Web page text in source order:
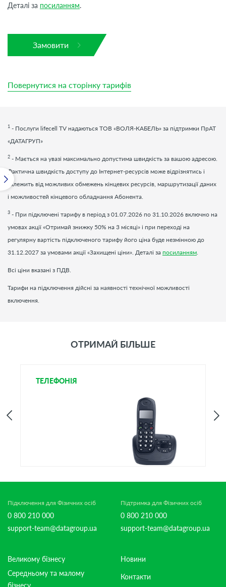
Деталі за посиланням.
Замовити
Повернутися на сторінку тарифів
1 - Послуги lifecell TV надаються ТОВ «ВОЛЯ-КАБЕЛЬ» за підтримки ПрАТ
«ДАТАГРУП»
2 - Мається на увазі максимально допустима швидкість за вашою адресою.
Фактична швидкість доступу до Інтернет-ресурсів може відрізнятись і
залежить від можливих обмежень кінцевих ресурсів, маршрутизації даних
і можливостей кінцевого обладнання Абонента.
3 - При підключені тарифу в період з 01.07.2026 по 31.10.2026 включно на
умовах акції «Отримай знижку 50% на 3 місяці» і при переході на
регулярну вартість підключеного тарифу його ціна буде незмінною до
31.12.2027 за умовами акції «Захищені ціни». Деталі за посиланням
Всі ціни вказані з ПДВ.
Тарифи на підключення дійсні за наявності технічної можливості
включення.
ОТРИМАЙ БІЛЬШЕ
ТЕЛЕФОНІЯ
Підключення для Фізичних осіб
0 800 210 000
support-team@datagroup.ua
Підтримка для Фізичних осіб
0 800 210 000
support-team@datagroup.ua
Великому бізнесу
Середньому та малому
бізнесу
Новини
Контакти